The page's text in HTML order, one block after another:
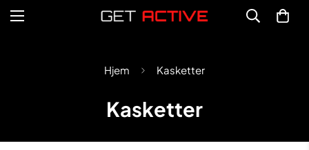
Hjem Kasketter
Kasketter